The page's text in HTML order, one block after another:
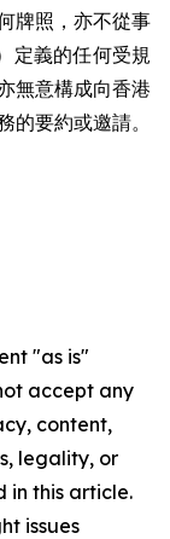
牌照，亦不從事
定義的任何受規
無意構成向香港
要約或邀請。
"as is"
accept any
content,
legality, or
in this article.
issues